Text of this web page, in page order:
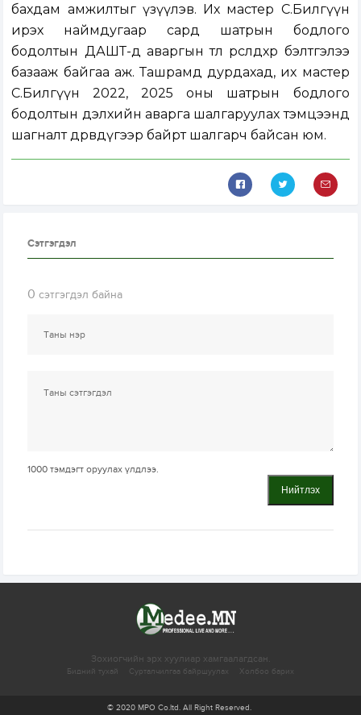
бахдам амжилтыг үзүүлэв. Их мастер С.Билгүүн
ирэх наймдугаар сард шатрын бодлого
бодолтын ДАШТ-д аваргын төлөө өрсөлдөхөөр бэлтгэлээ
базааж байгаа аж. Ташрамд дурдахад, их мастер
С.Билгүүн 2022, 2025 оны шатрын бодлого
бодолтын дэлхийн аварга шалгаруулах тэмцээнд
шагналт дөрөвдүгээр байрт шалгарч байсан юм.
Сэтгэгдэл
0 сэтгэгдэл байна
1000 тэмдэгт оруулах үлдлээ.
Нийтлэх
Зохиогчийн эрх хуулиар хамгаалагдсан.
Бидний тухай Сурталчилгаа байршуулах Холбоо барих
© 2020 MPO Co.ltd. All Right Reserved.